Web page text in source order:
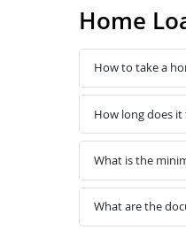
Home
How to take a
How long does
What is the
What are the